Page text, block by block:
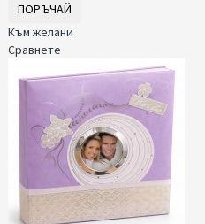
ПОРЪЧАЙ
Към желани
Сравнете